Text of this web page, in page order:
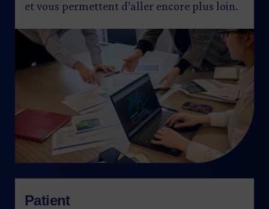
et vous permettent d’aller encore plus loin.
Image
Patient